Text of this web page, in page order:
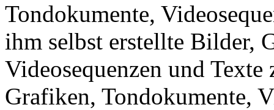
Tondokumente,
ihm selbst erstellte Bilder,
Videosequenzen und
Grafiken, Tondokumente,